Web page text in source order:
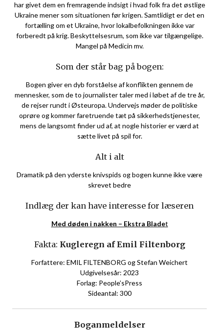
har givet dem en fremragende indsigt i hvad folk fra det østlige
Ukraine mener som situationen før krigen. Samtlidigt er det en
fortælling om et Ukraine, hvor lokalbefolkningen ikke var
forberedt på krig. Beskyttelsesrum, som ikke var tilgængelige.
Mangel på Medicin mv.
Som der står bag på bogen:
Bogen giver en dyb forståelse af konflikten gennem de
mennesker, som de to journalister taler med i løbet af de tre år,
de rejser rundt i Østeuropa. Undervejs møder de politiske
oprøre og kommer faretruende tæt på sikkerhedstjenester,
mens de langsomt finder ud af, at nogle historier er værd at
sætte livet på spil for.
Alt i alt
Dramatik på den yderste knivspids og bogen kunne ikke være
skrevet bedre
Indlæg der kan have interesse for læseren
Med døden i nakken – Ekstra Bladet
Fakta: Kugleregn af Emil Filtenborg
Forfattere: EMIL FILTENBORG og Stefan Weichert
Udgivelsesår: 2023
Forlag: People’sPress
Sideantal: 300
Boganmeldelser